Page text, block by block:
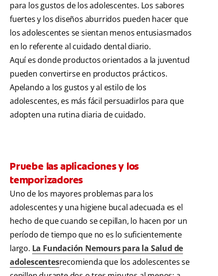
para los gustos de los adolescentes. Los sabores
fuertes y los diseños aburridos pueden hacer que
los adolescentes se sientan menos entusiasmados
en lo referente al cuidado dental diario.
Aquí es donde productos orientados a la juventud
pueden convertirse en productos prácticos.
Apelando a los gustos y al estilo de los
adolescentes, es más fácil persuadirlos para que
adopten una rutina diaria de cuidado.
Pruebe las aplicaciones y los
temporizadores
Uno de los mayores problemas para los
adolescentes y una higiene bucal adecuada es el
hecho de que cuando se cepillan, lo hacen por un
período de tiempo que no es lo suficientemente
largo. La Fundación Nemours para la Salud de
adolescentesrecomienda que los adolescentes se